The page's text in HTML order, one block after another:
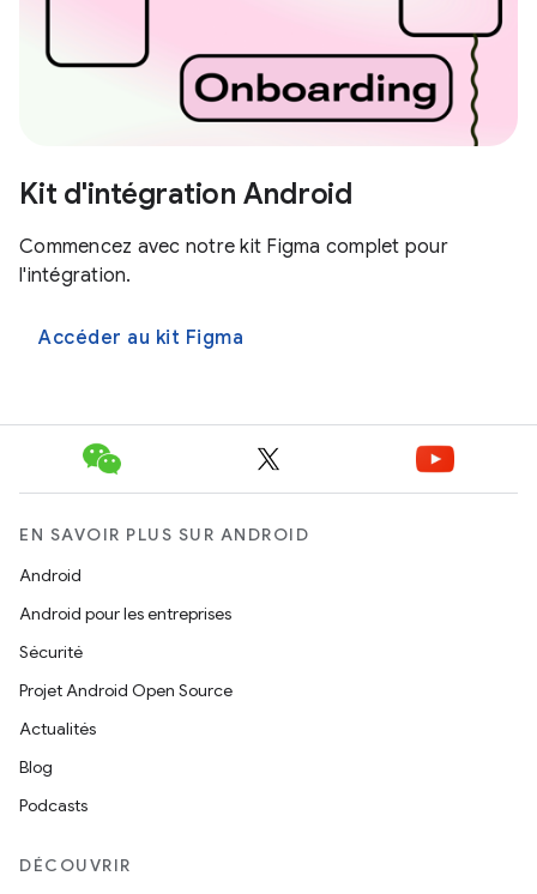
Kit d'intégration Android
Commencez avec notre kit Figma complet pour
l'intégration.
Accéder au kit Figma
EN SAVOIR PLUS SUR ANDROID
Android
Android pour les entreprises
Sécurité
Projet Android Open Source
Actualités
Blog
Podcasts
DÉCOUVRIR